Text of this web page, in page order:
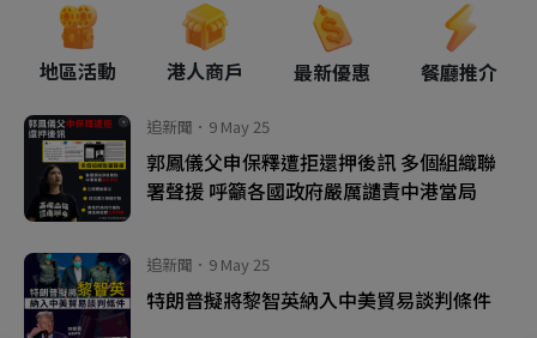
地區活動 港人商戶 最新優惠 餐廳推介
追新聞．9 May 25
郭鳳儀父申保釋遭拒還押後訊 多個組織聯
署聲援 呼籲各國政府嚴厲譴責中港當局
追新聞．9 May 25
特朗普擬將黎智英納入中美貿易談判條件